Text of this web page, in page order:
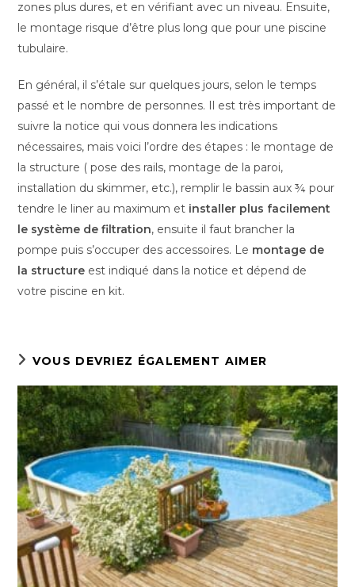
zones plus dures, et en vérifiant avec un niveau. Ensuite,
le montage risque d’être plus long que pour une piscine
tubulaire.
En général, il s’étale sur quelques jours, selon le temps
passé et le nombre de personnes. Il est très important de
suivre la notice qui vous donnera les indications
nécessaires, mais voici l’ordre des étapes : le montage de
la structure ( pose des rails, montage de la paroi,
installation du skimmer, etc.), remplir le bassin aux ¾ pour
tendre le liner au maximum et installer plus facilement
le système de filtration, ensuite il faut brancher la
pompe puis s’occuper des accessoires. Le montage de
la structure est indiqué dans la notice et dépend de
votre piscine en kit.
VOUS DEVRIEZ ÉGALEMENT AIMER